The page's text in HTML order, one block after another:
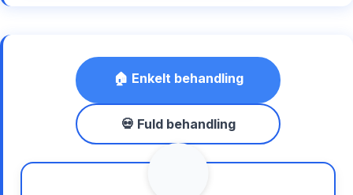
🏠 Enkelt behandling
💀 Fuld behandling